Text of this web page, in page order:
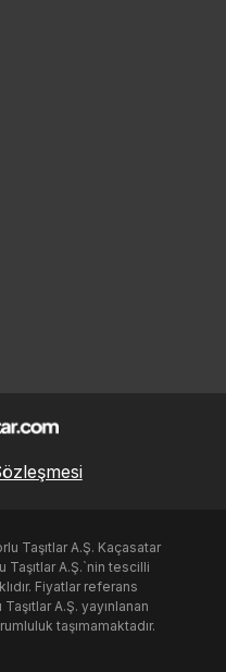
Taşıtlar A.Ş. Kaçasatar
A.Ş.`nin tescilli
Fiyatlar referans
A.Ş. yayınlanan
taşımamaktadır.